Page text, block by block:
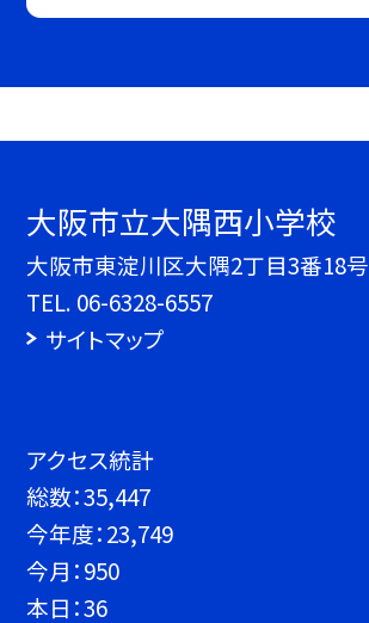
大阪市立大隅西小学校
大阪市東淀川区大隅2丁目3番18号
TEL. 06-6328-6557
サイトマップ
アクセス統計
総数：35,447
今年度：23,749
今月：950
本日：36